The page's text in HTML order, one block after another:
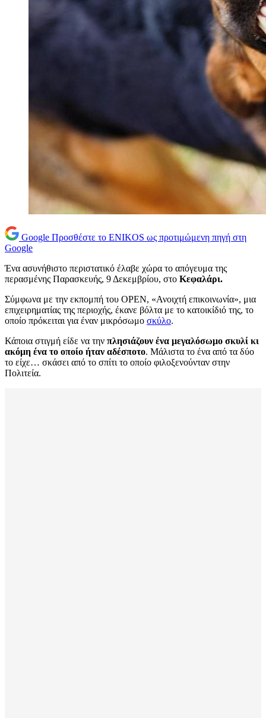
Google Προσθέστε το ENIKOS ως προτιμώμενη πηγή στη
Google
Ένα ασυνήθιστο περιστατικό έλαβε χώρα το απόγευμα της
περασμένης Παρασκευής, 9 Δεκεμβρίου, στο Κεφαλάρι.
Σύμφωνα με την εκπομπή του OPEN, «Ανοιχτή επικοινωνία», μια
επιχειρηματίας της περιοχής, έκανε βόλτα με το κατοικίδιό της, το
οποίο πρόκειται για έναν μικρόσωμο σκύλο.
Κάποια στιγμή είδε να την πλησιάζουν ένα μεγαλόσωμο σκυλί κι
ακόμη ένα το οποίο ήταν αδέσποτο. Μάλιστα το ένα από τα δύο
το είχε… σκάσει από το σπίτι το οποίο φιλοξενούνταν στην
Πολιτεία.